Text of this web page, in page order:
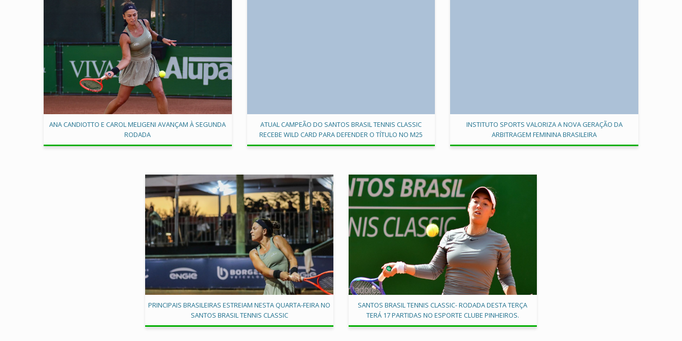
ANA CANDIOTTO E CAROL MELIGENI AVANÇAM À SEGUNDA
RODADA
ATUAL CAMPEÃO DO SANTOS BRASIL TENNIS CLASSIC
RECEBE WILD CARD PARA DEFENDER O TÍTULO NO M25
INSTITUTO SPORTS VALORIZA A NOVA GERAÇÃO DA
ARBITRAGEM FEMININA BRASILEIRA
PRINCIPAIS BRASILEIRAS ESTREIAM NESTA QUARTA-FEIRA NO
SANTOS BRASIL TENNIS CLASSIC
SANTOS BRASIL TENNIS CLASSIC- RODADA DESTA TERÇA
TERÁ 17 PARTIDAS NO ESPORTE CLUBE PINHEIROS.